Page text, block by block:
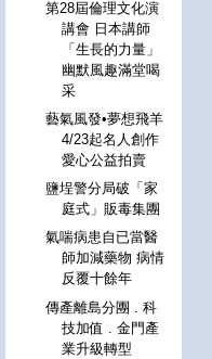
第28屆倫理文化演
講會 日本講師
「生長的力量」
幽默風趣滿堂喝
采
藝氣風發•夢想飛羊
4/23起名人創作
愛心公益拍賣
鹽埕警分局破「家
庭式」販毒集團
氣喘病患自已當醫
師加減藥物 病情
反覆十餘年
傳產離島分團 . 科
技加值 . 金門產
業升級轉型